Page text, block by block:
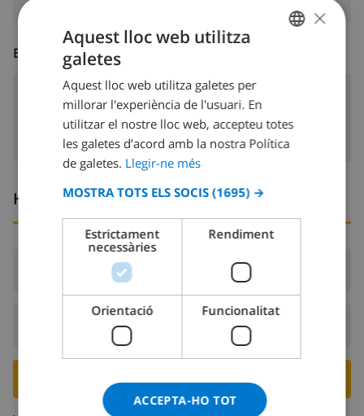
ENTRETENIMENT
Hores d’arribada i sortida
Arribada: Des de 16:00 abans 19:00
Sortida: Abans: 10:00
RESERVA AQUESTA VILLA ›
DUTCH
SPANISH
CATALAN
ITALIAN
NORWEGIAN
×
Aquest lloc web utilitza
galetes
Aquest lloc web utilitza galetes per
millorar l'experiència de l'usuari. En
utilitzar el nostre lloc web, accepteu totes
les galetes d’acord amb la nostra Política
de galetes. Llegir-ne més
MOSTRA TOTS ELS SOCIS (1695) →
Estrictament
necessàries
Rendiment
Orientació Funcionalitat
ACCEPTA-HO TOT